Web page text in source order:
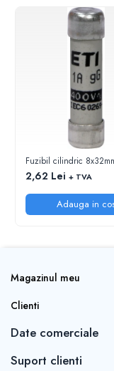
Fuzibil cilindric
2,62 Lei + TVA
Adauga in
Magazinul meu
Clienti
Date comerciale
Suport clienti